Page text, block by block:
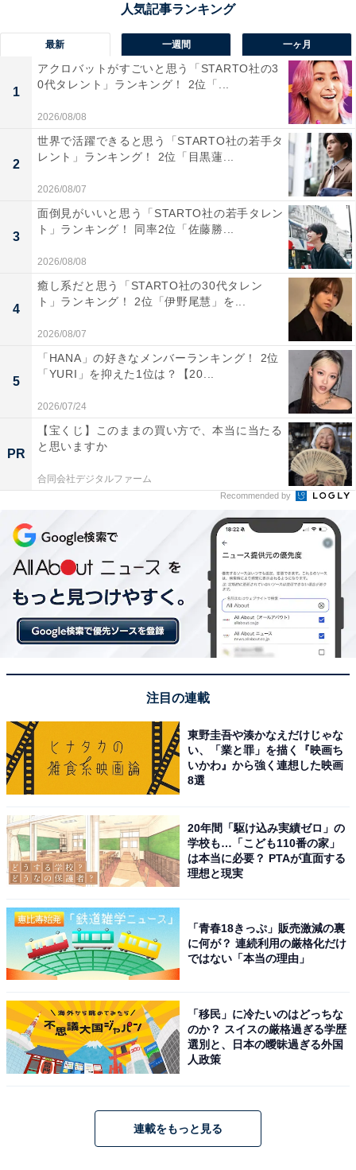
（30代男性／滋賀県）、「急流と多島美がダイナミック
で、海の景観が力強く感じられるから」（30代女性／秋
田県）といった声が集まりました。
1位：瀬戸内しまなみ海道（今治市〜広島県尾道
市）／131票
愛媛県今治市と広島県尾道市を結ぶ「瀬戸内しまなみ海
道」が、圧倒的な票を集めて1位となりました。瀬戸内
海の多島美と、美しい橋梁（きょうりょう）群が織りな
す絶景が魅力です。サイクリングロードとしても有名
で、潮風を感じながら絶景を楽しめる体験型の観光ルー
トとして、最も「行ってみたい」という支持を集めまし
た。
回答者からは「海と島々の景色を見ながらドライブをし
たら楽しいだろうと思うから」（50代女性／埼玉県）、
「海と山を一気に楽しめそうな印象！ハイキングの時間
もちょうどよく、中年女性の足腰にも影響少なそう」
めることができるから」（40代女性／神奈川県）といっ
た声が集まりました。
※回答者からのコメントは原文ママです
次ページ
7位までの全ランキング結果を見
る
最新 一週間 一ヶ月
1
アクロバットがすごいと思う「STARTO社の3
0代タレント」ランキング！ 2位「...
2026/08/08
2
世界で活躍できると思う「STARTO社の若手タ
レント」ランキング！ 2位「目黒蓮...
2026/08/07
3
面倒見がいいと思う「STARTO社の若手タレン
ト」ランキング！ 同率2位「佐藤勝...
2026/08/08
4
癒し系だと思う「STARTO社の30代タレン
ト」ランキング！ 2位「伊野尾慧」を...
2026/08/07
5
「HANA」の好きなメンバーランキング！ 2位
「YURI」を抑えた1位は？【20...
2026/07/24
PR
【宝くじ】このままの買い方で、本当に当たる
と思いますか
合同会社デジタルファーム
Recommended by
注目の連載
東野圭吾や湊かなえだけじゃな
い、「業と罪」を描く『映画ち
いかわ』から強く連想した映画
8選
20年間「駆け込み実績ゼロ」の
学校も…「こども110番の家」
は本当に必要？ PTAが直面する
理想と現実
「青春18きっぷ」販売激減の裏
に何が？ 連続利用の厳格化だけ
ではない「本当の理由」
「移民」に冷たいのはどっちな
のか？ スイスの厳格過ぎる学歴
選別と、日本の曖昧過ぎる外国
人政策
連載をもっと見る